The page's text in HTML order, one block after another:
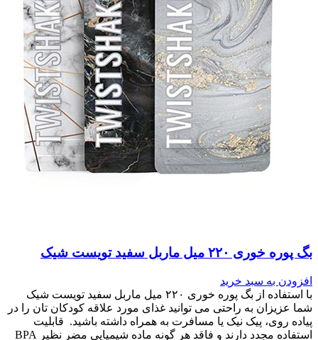
بگ پوره خوری ۲۲۰ میل ماربل سفید تویست شیک
افزودن به سبد خرید
با استفاده از بگ پوره خوری ۲۲۰ میل ماربل سفید تویست شیک
شما عزیزان به راحتی می توانید غذای مورد علاقه کودکان تان را در
پیاده روی، پیک نیک یا مسافرت به همراه داشته باشید. قابلیت
استفاده مجدد دارند و فاقد هر گونه ماده شیمیایی مضر نظیر BPA